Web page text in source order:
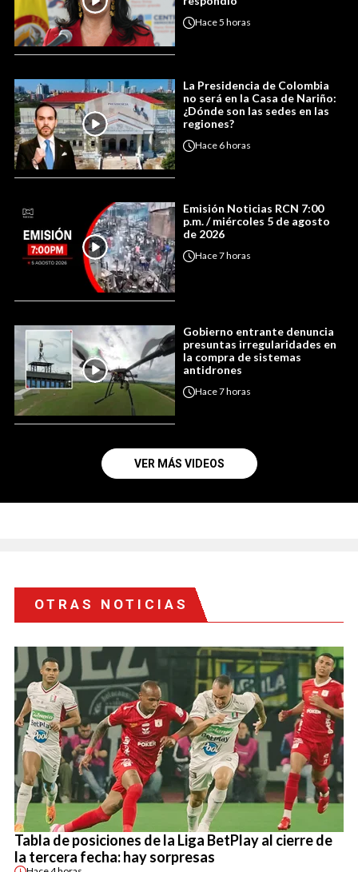
Hace5 horas
La Presidencia de Colombia
no será en la Casa de Nariño:
¿Dónde son las sedes en las
regiones?
Hace 6 horas
Emisión Noticias RCN 7:00
p.m. / miércoles 5 de agosto
de 2026
Hace7 horas
Gobierno entrante denuncia
presuntas irregularidades en
la compra de sistemas
antidrones
Hace7 horas
VER MÁS VIDEOS
OTRAS NOTICIAS
Tabla de posiciones de la Liga BetPlay al cierre de
la tercera fecha: hay sorpresas